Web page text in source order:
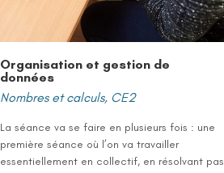
Organisation et gestion de
données
Nombres et calculs, CE2
La séance va se faire en plusieurs fois : une
première séance où l’on va travailler
essentiellement en collectif, en résolvant pas